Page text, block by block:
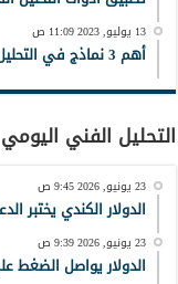
13 يوليو, 2023 11:09 ص
أهم 3 نماذج في التحليل الفني
التحليل الفني اليومي
23 يونيو, 2026 9:45 ص
الدولار الكندي يختبر الدعم
23 يونيو, 2026 9:39 ص
الدولار يواصل الضغط على